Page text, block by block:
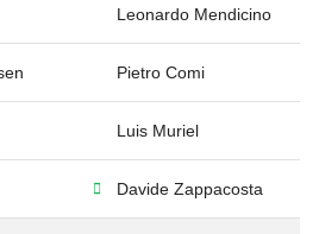
Leonardo Mendicino
Pietro Comi
Luis Muriel
Davide Zappacosta